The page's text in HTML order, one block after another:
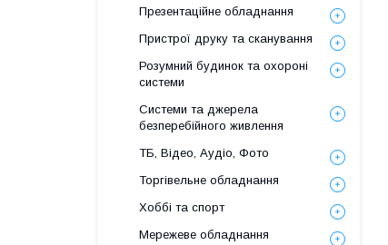
Презентаційне обладнання
Пристрої друку та сканування
Розумний будинок та охороні
системи
Системи та джерела
безперебійного живлення
ТБ, Відео, Аудіо, Фото
Торгівельне обладнання
Хоббі та спорт
Мережеве обладнання